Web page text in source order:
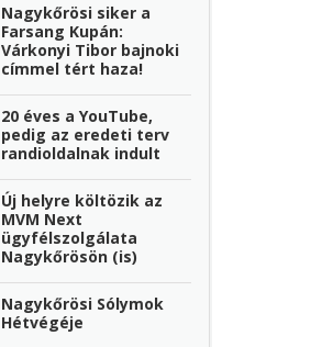
Nagykőrösi siker a
Farsang Kupán:
Várkonyi Tibor bajnoki
címmel tért haza!
20 éves a YouTube,
pedig az eredeti terv
randioldalnak indult
Új helyre költözik az
MVM Next
ügyfélszolgálata
Nagykőrösön (is)
Nagykőrösi Sólymok
Hétvégéje